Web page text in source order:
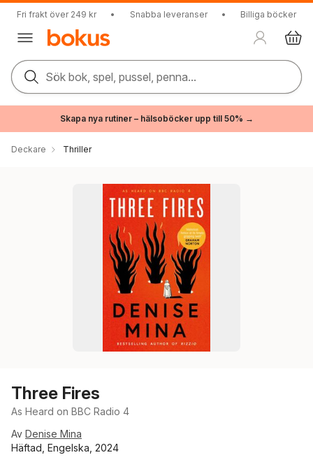
Fri frakt över 249 kr • Snabba leveranser • Billiga böcker
Sök bok, spel, pussel, penna...
Skapa nya rutiner – hälsoböcker upp till 50% →
Deckare Thriller
Three Fires
As Heard on BBC Radio 4
Av Denise Mina
Häftad, Engelska, 2024